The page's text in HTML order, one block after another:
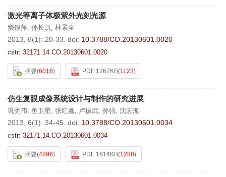
激光等离子体极紫外光刻光源
窦银萍, 孙长凯, 林景全
2013, 6(1): 20-33. doi: 10.3788/CO.20130601.0020
cstr: 32171.14.CO.20130601.0020
摘要(6016) PDF 1267KB(1123)
仿生复眼成像系统设计与制作的研究进展
巩宪伟, 鱼卫星, 张红鑫, 卢振武, 孙强, 沈宏海
2013, 6(1): 34-45. doi: 10.3788/CO.20130601.0034
cstr: 32171.14.CO.20130601.0034
摘要(4896) PDF 1614KB(1288)